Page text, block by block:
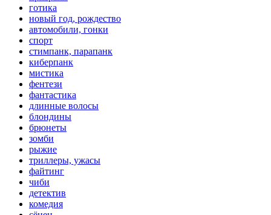
готика
новый год, рождество
автомобили, гонки
спорт
стимпанк, парапанк
киберпанк
мистика
фентези
фантастика
длинные волосы
блондины
брюнеты
зомби
рыжие
триллеры, ужасы
файтинг
чиби
детектив
комедия